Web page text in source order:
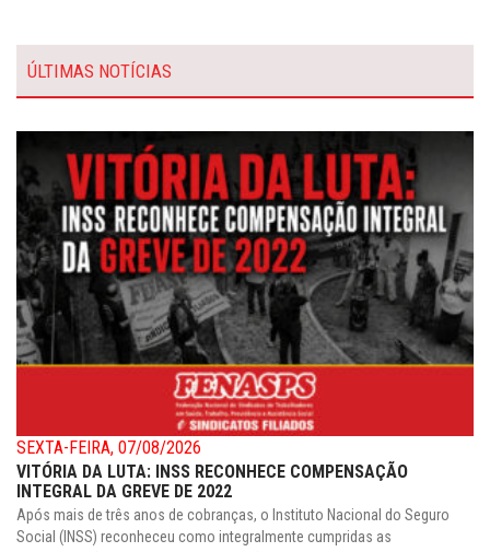
ÚLTIMAS NOTÍCIAS
SEXTA-FEIRA, 07/08/2026
VITÓRIA DA LUTA: INSS RECONHECE COMPENSAÇÃO
INTEGRAL DA GREVE DE 2022
Após mais de três anos de cobranças, o Instituto Nacional do Seguro
Social (INSS) reconheceu como integralmente cumpridas as